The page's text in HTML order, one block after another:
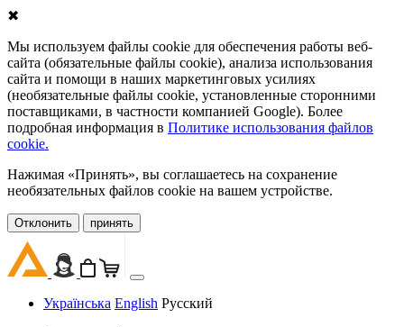
✖
Мы используем файлы cookie для обеспечения работы веб-
сайта (обязательные файлы cookie), анализа использования
сайта и помощи в наших маркетинговых усилиях
(необязательные файлы cookie, установленные сторонними
поставщиками, в частности компанией Google). Более
подробная информация в Политике использования файлов
cookie.
Нажимая «Принять», вы соглашаетесь на сохранение
необязательных файлов cookie на вашем устройстве.
Oтклонить принять
Українська English Русский